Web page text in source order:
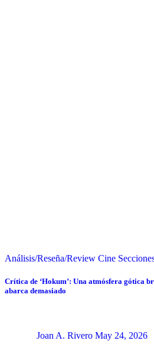
Análisis/Reseña/Review Cine
Crítica de ‘Hokum’: Una atmósfera gótica
abarca demasiado
Joan A. Rivero May 24, 2026